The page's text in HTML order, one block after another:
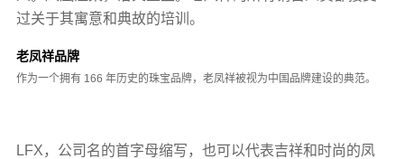
过关于其寓意和典故的培训。
老凤祥品牌
作为一个拥有 166 年历史的珠宝品牌，老凤祥被视为中国品牌建设的典范。
LFX，公司名的首字母缩写，也可以代表吉祥和时尚的凤